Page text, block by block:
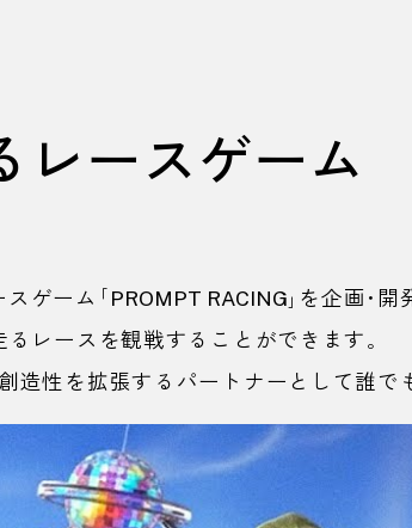
レースゲーム
ゲーム「 PROMPT RACING」を企画・
レースを観戦することができます。
造性を拡張するパートナーとして誰で